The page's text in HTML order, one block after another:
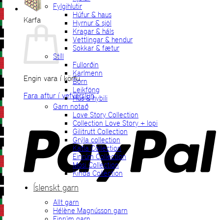
Karfa
Engin vara í körfu.
Fara aftur í vefverslun
Fylgihlutir
Húfur & haus
Hyrnur & sjöl
Kragar & háls
Vettlingar & hendur
Sokkar & fætur
Stíll
Fullorðin
Karlmenn
Börn
Leikföng
Hús & hybili
Garn notað
Love Story Collection
Collection Love Story + lopi
Gilitrutt Collection
Grýla collection
Katla Collection
Einrúm Collection
Mosi Collection
Kinda Collection
Íslenskt garn
Allt garn
Hélène Magnússon garn